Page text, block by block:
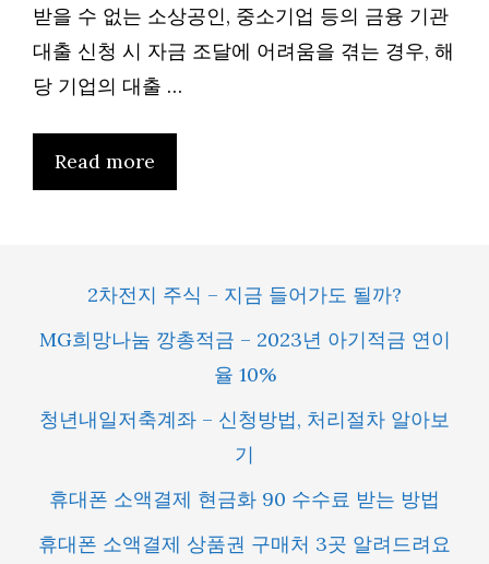
받을 수 없는 소상공인, 중소기업 등의 금융 기관
대출 신청 시 자금 조달에 어려움을 겪는 경우, 해
당 기업의 대출 …
Read more
2차전지 주식 – 지금 들어가도 될까?
MG희망나눔 깡총적금 – 2023년 아기적금 연이
율 10%
청년내일저축계좌 – 신청방법, 처리절차 알아보
기
휴대폰 소액결제 현금화 90 수수료 받는 방법
휴대폰 소액결제 상품권 구매처 3곳 알려드려요